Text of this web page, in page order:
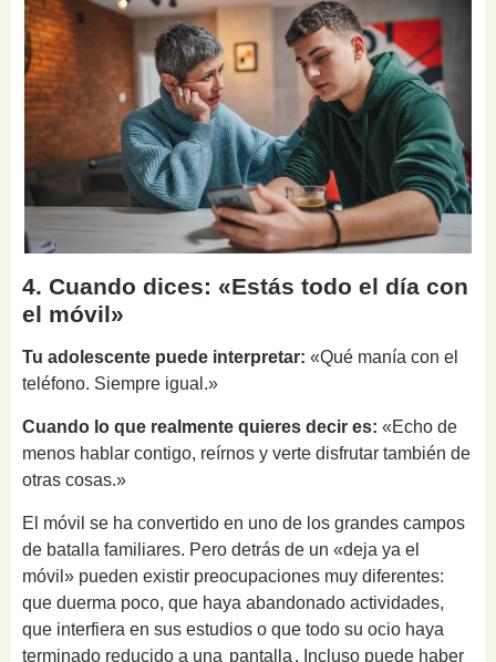
4. Cuando dices: «Estás todo el día con
el móvil»
Tu adolescente puede interpretar: «Qué manía con el
teléfono. Siempre igual.»
Cuando lo que realmente quieres decir es: «Echo de
menos hablar contigo, reírnos y verte disfrutar también de
otras cosas.»
El móvil se ha convertido en uno de los grandes campos
de batalla familiares. Pero detrás de un «deja ya el
móvil» pueden existir preocupaciones muy diferentes:
que duerma poco, que haya abandonado actividades,
que interfiera en sus estudios o que todo su ocio haya
terminado reducido a una pantalla . Incluso puede haber